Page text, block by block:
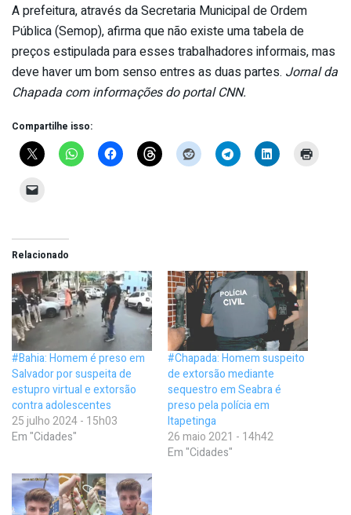
A prefeitura, através da Secretaria Municipal de Ordem
Pública (Semop), afirma que não existe uma tabela de
preços estipulada para esses trabalhadores informais, mas
deve haver um bom senso entres as duas partes. Jornal da
Chapada com informações do portal CNN.
Compartilhe isso:
Relacionado
#Bahia: Homem é preso em
Salvador por suspeita de
estupro virtual e extorsão
contra adolescentes
25 julho 2024 - 15h03
Em "Cidades"
#Chapada: Homem suspeito
de extorsão mediante
sequestro em Seabra é
preso pela polícia em
Itapetinga
26 maio 2021 - 14h42
Em "Cidades"